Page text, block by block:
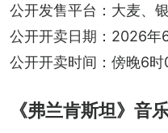
公开发售平台：大麦、
公开开卖日期：2026年
公开开卖时间：傍晚6时
《弗兰肯斯坦》音